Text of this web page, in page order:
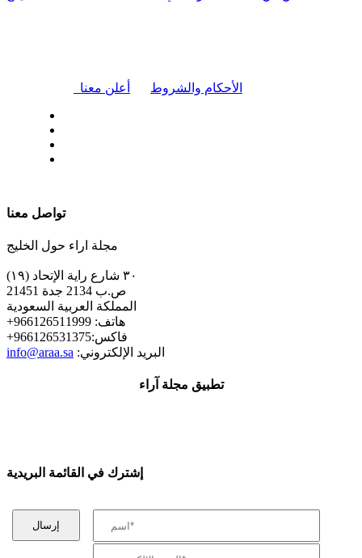
أعلن معنا الأحكام والشروط
تواصل معنا
مجلة اراء حول الخليج
٣٠ شارع راية الإتحاد (١٩)
ص.ب 2134 جدة 21451
المملكة العربية السعودية
+هاتف: 966126511999
+فاكس:966126531375
info@araa.sa :البريد الإلكتروني
تطبيق مجلة آراء
إشترك في القائمة البريدية